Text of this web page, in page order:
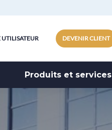
DEVENIR CLIENT
Produits et services